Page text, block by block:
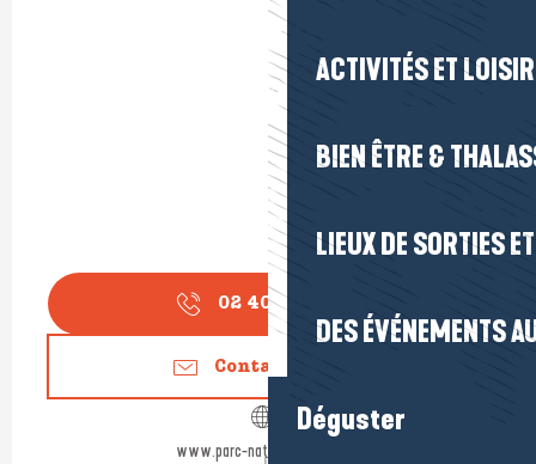
ACTIVITÉS ET
BIEN ÊTRE &
LIEUX DE SORTIES
DES ÉVÉNEMENTS
Déguster
02 40 91 68
Contactez-nous
www.parc-naturel-briere.com